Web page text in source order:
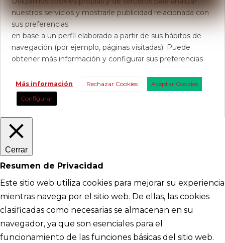
nuestros servicios y mostrarle publicidad relacionada con
sus preferencias
en base a un perfil elaborado a partir de sus hábitos de
navegación (por ejemplo, páginas visitadas). Puede
obtener más información y configurar sus preferencias
Más información Rechazar Cookies
Aceptar Cookies
Configurar
Cerrar
Resumen de Privacidad
Este sitio web utiliza cookies para mejorar su experiencia
mientras navega por el sitio web. De ellas, las cookies
clasificadas como necesarias se almacenan en su
navegador, ya que son esenciales para el
funcionamiento de las funciones básicas del sitio web.